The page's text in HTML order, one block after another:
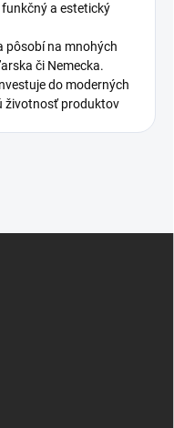
a estetický
pôsobí na mnohých
či Nemecka.
do moderných
životnosť produktov